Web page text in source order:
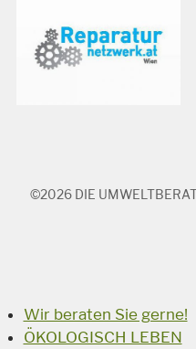
©2026 DIE
Wir beraten Sie gerne!
ÖKOLOGISCH LEBEN